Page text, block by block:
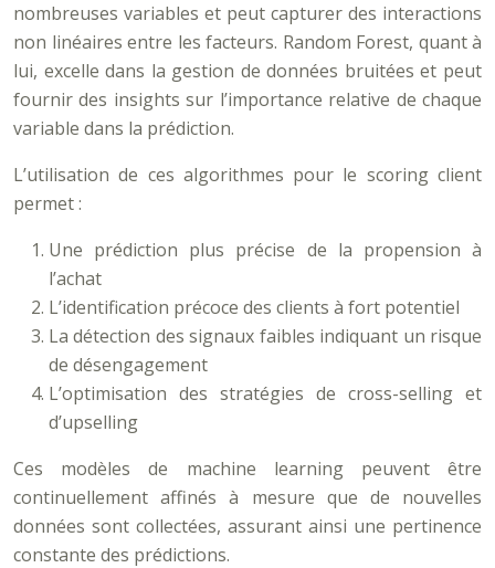
nombreuses variables et peut capturer des interactions
non linéaires entre les facteurs. Random Forest, quant à
lui, excelle dans la gestion de données bruitées et peut
fournir des insights sur l’importance relative de chaque
variable dans la prédiction.
L’utilisation de ces algorithmes pour le scoring client
permet :
Une prédiction plus précise de la propension à
l’achat
L’identification précoce des clients à fort potentiel
La détection des signaux faibles indiquant un risque
de désengagement
L’optimisation des stratégies de cross-selling et
d’upselling
Ces modèles de machine learning peuvent être
continuellement affinés à mesure que de nouvelles
données sont collectées, assurant ainsi une pertinence
constante des prédictions.